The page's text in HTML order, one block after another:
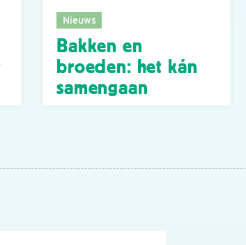
Nieuws
Bakken en
broeden: het kán
samengaan